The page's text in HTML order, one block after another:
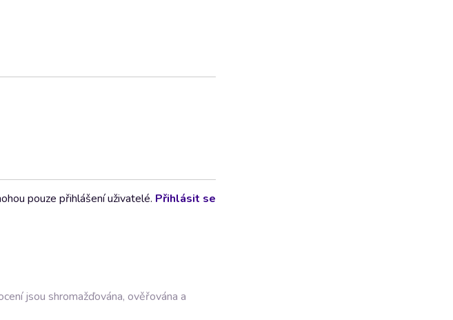
pouze přihlášení uživatelé. Přihlásit se
jsou shromažďována, ověřována a